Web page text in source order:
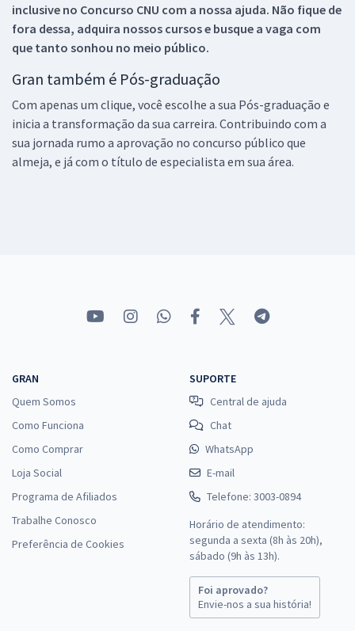
inclusive no Concurso CNU com a nossa ajuda. Não fique de
fora dessa, adquira nossos cursos e busque a vaga com
que tanto sonhou no meio público.
Gran também é Pós-graduação
Com apenas um clique, você escolhe a sua Pós-graduação e
inicia a transformação da sua carreira. Contribuindo com a
sua jornada rumo a aprovação no concurso público que
almeja, e já com o título de especialista em sua área.
GRAN
Quem Somos
Como Funciona
Como Comprar
Loja Social
Programa de Afiliados
Trabalhe Conosco
Preferência de Cookies
SUPORTE
Central de ajuda
Chat
WhatsApp
E-mail
Telefone: 3003-0894
Horário de atendimento:
segunda a sexta (8h às 20h),
sábado (9h às 13h).
Foi aprovado?
Envie-nos a sua história!